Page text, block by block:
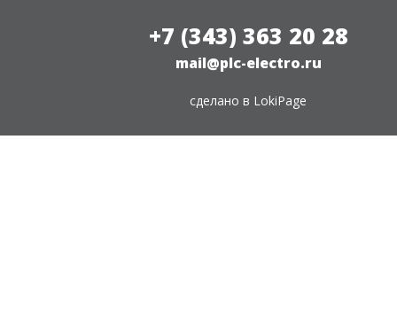
+7 (343) 363 20 28
mail@plc-electro.ru
сделано в LokiPage